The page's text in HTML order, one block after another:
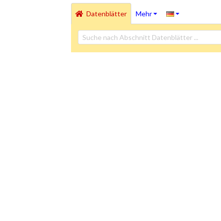
Datenblätter Mehr